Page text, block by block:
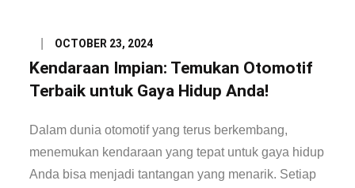
Posted
on
OCTOBER 23, 2024
Kendaraan Impian: Temukan Otomotif
Terbaik untuk Gaya Hidup Anda!
Dalam dunia otomotif yang terus berkembang,
menemukan kendaraan yang tepat untuk gaya hidup
Anda bisa menjadi tantangan yang menarik. Setiap